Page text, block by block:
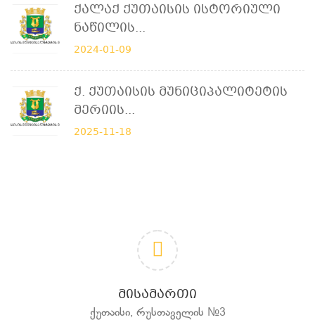
Ქალაქ Ქუთაისის Ისტორიული
Ნაწილის...
2024-01-09
Ქ. Ქუთაისის Მუნიციპალიტეტის
Მერიის...
2025-11-18
ᲛᲘᲡᲐᲛᲐᲠᲗᲘ
ქუთაისი, რუსთაველის №3